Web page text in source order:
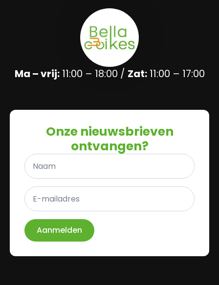
Ma – vrij:11:00 – 18:00 / Zat:11:00 – 17:00
Onze nieuwsbrieven
ontvangen?
Naam
E-
mailadres
*
Aanmelden